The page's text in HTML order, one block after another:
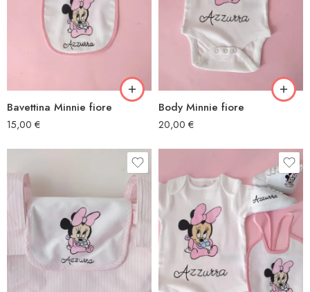
Bavettina Minnie fiore
15,00 €
Body Minnie fiore
20,00 €